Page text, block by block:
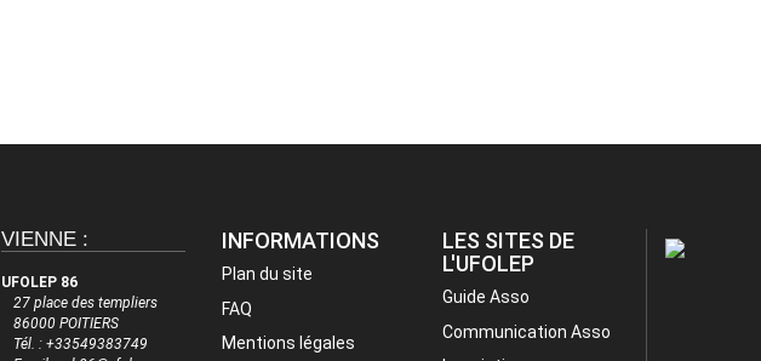
VIENNE :
UFOLEP 86
27 place des templiers
86000 POITIERS
Tél. : +33549383749
INFORMATIONS
Plan du site
FAQ
Mentions légales
LES SITES DE
L'UFOLEP
Guide Asso
Communication Asso